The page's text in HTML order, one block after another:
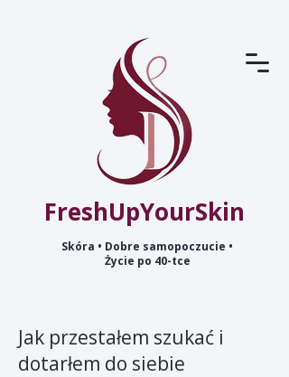
FreshUpYourSkin
Skóra • Dobre samopoczucie •
Życie po 40-tce
Jak przestałem szukać i
dotarłem do siebie